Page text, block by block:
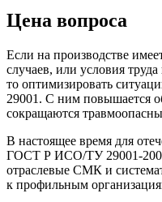
Цена вопроса
Если на производстве
случаев, или условия
то оптимизировать
29001. С ним повышается
сокращаются
В настоящее время для
ГОСТ Р ИСО/ТУ 29001-
отраслевые СМК и
к профильным